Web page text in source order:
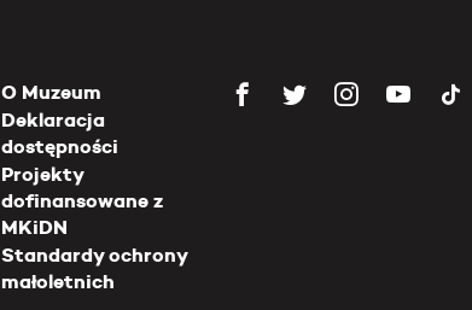
O Muzeum
Deklaracja
dostępności
Projekty
dofinansowane z
MKiDN
Standardy ochrony
małoletnich